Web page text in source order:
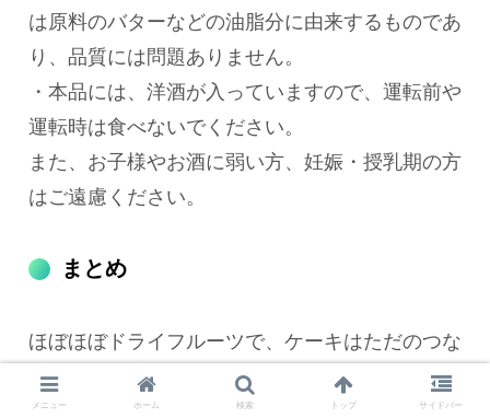
は原料のバターなどの油脂分に由来するものであ
り、品質には問題ありません。
・本品には、洋酒が入っていますので、運転前や
運転時は食べないでください。
また、お子様やお酒に弱い方、妊娠・授乳期の方
はご遠慮ください。
まとめ
ほぼほぼドライフルーツで、ケーキはただのつな
ぎって感じのコープ「果実を贅沢に使ったフルー
ツケーキ」でした。
メニュー ホーム 検索 トップ サイドバー